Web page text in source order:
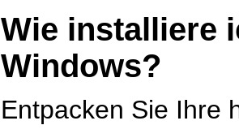
Wie installiere
Windows?
Entpacken Sie Ihre